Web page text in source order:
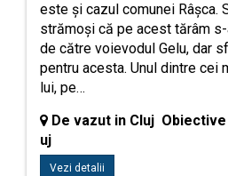
este și cazul comunei Râșca.
strămoși că pe acest tărâm
de către voievodul Gelu, dar
pentru acesta. Unul dintre cei
lui, pe…
De vazut in Cluj
uj
Vezi detalii